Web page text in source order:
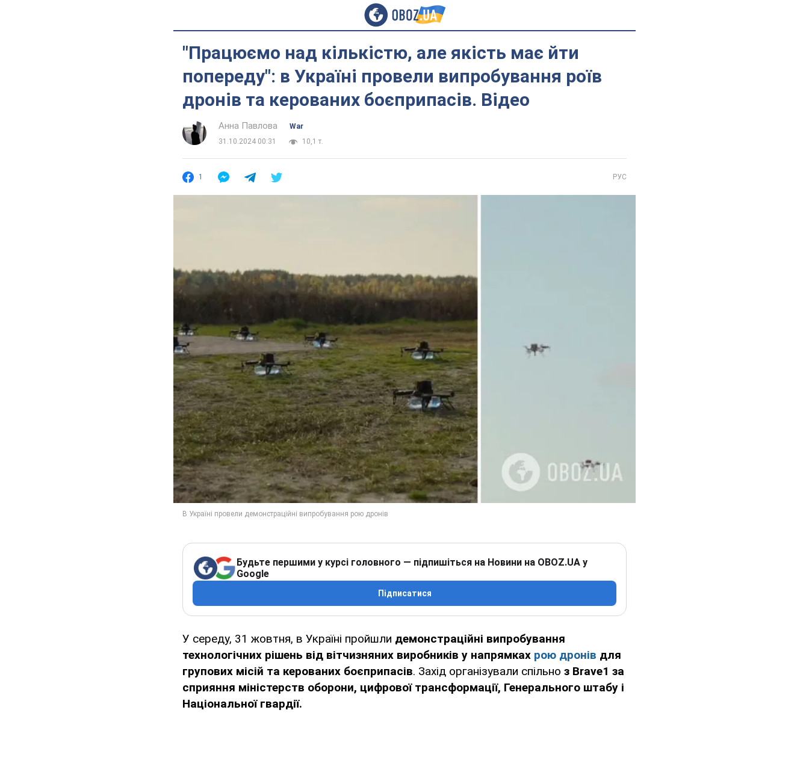
"Працюємо над кількістю, але якість має йти
попереду": в Україні провели випробування роїв
дронів та керованих боєприпасів. Відео
Анна Павлова
War
31.10.2024 00:31
10,1 т.
1 РУС
Будьте першими у курсі головного — підпишіться на Новини на OBOZ.UA у
Google
Підписатися
У середу, 31 жовтня, в Україні пройшли демонстраційні випробування
технологічних рішень від вітчизняних виробників у напрямках рою дронів для
групових місій та керованих боєприпасів. Захід організували спільно з Brave1 за
сприяння міністерств оборони, цифрової трансформації, Генерального штабу і
Національної гвардії.